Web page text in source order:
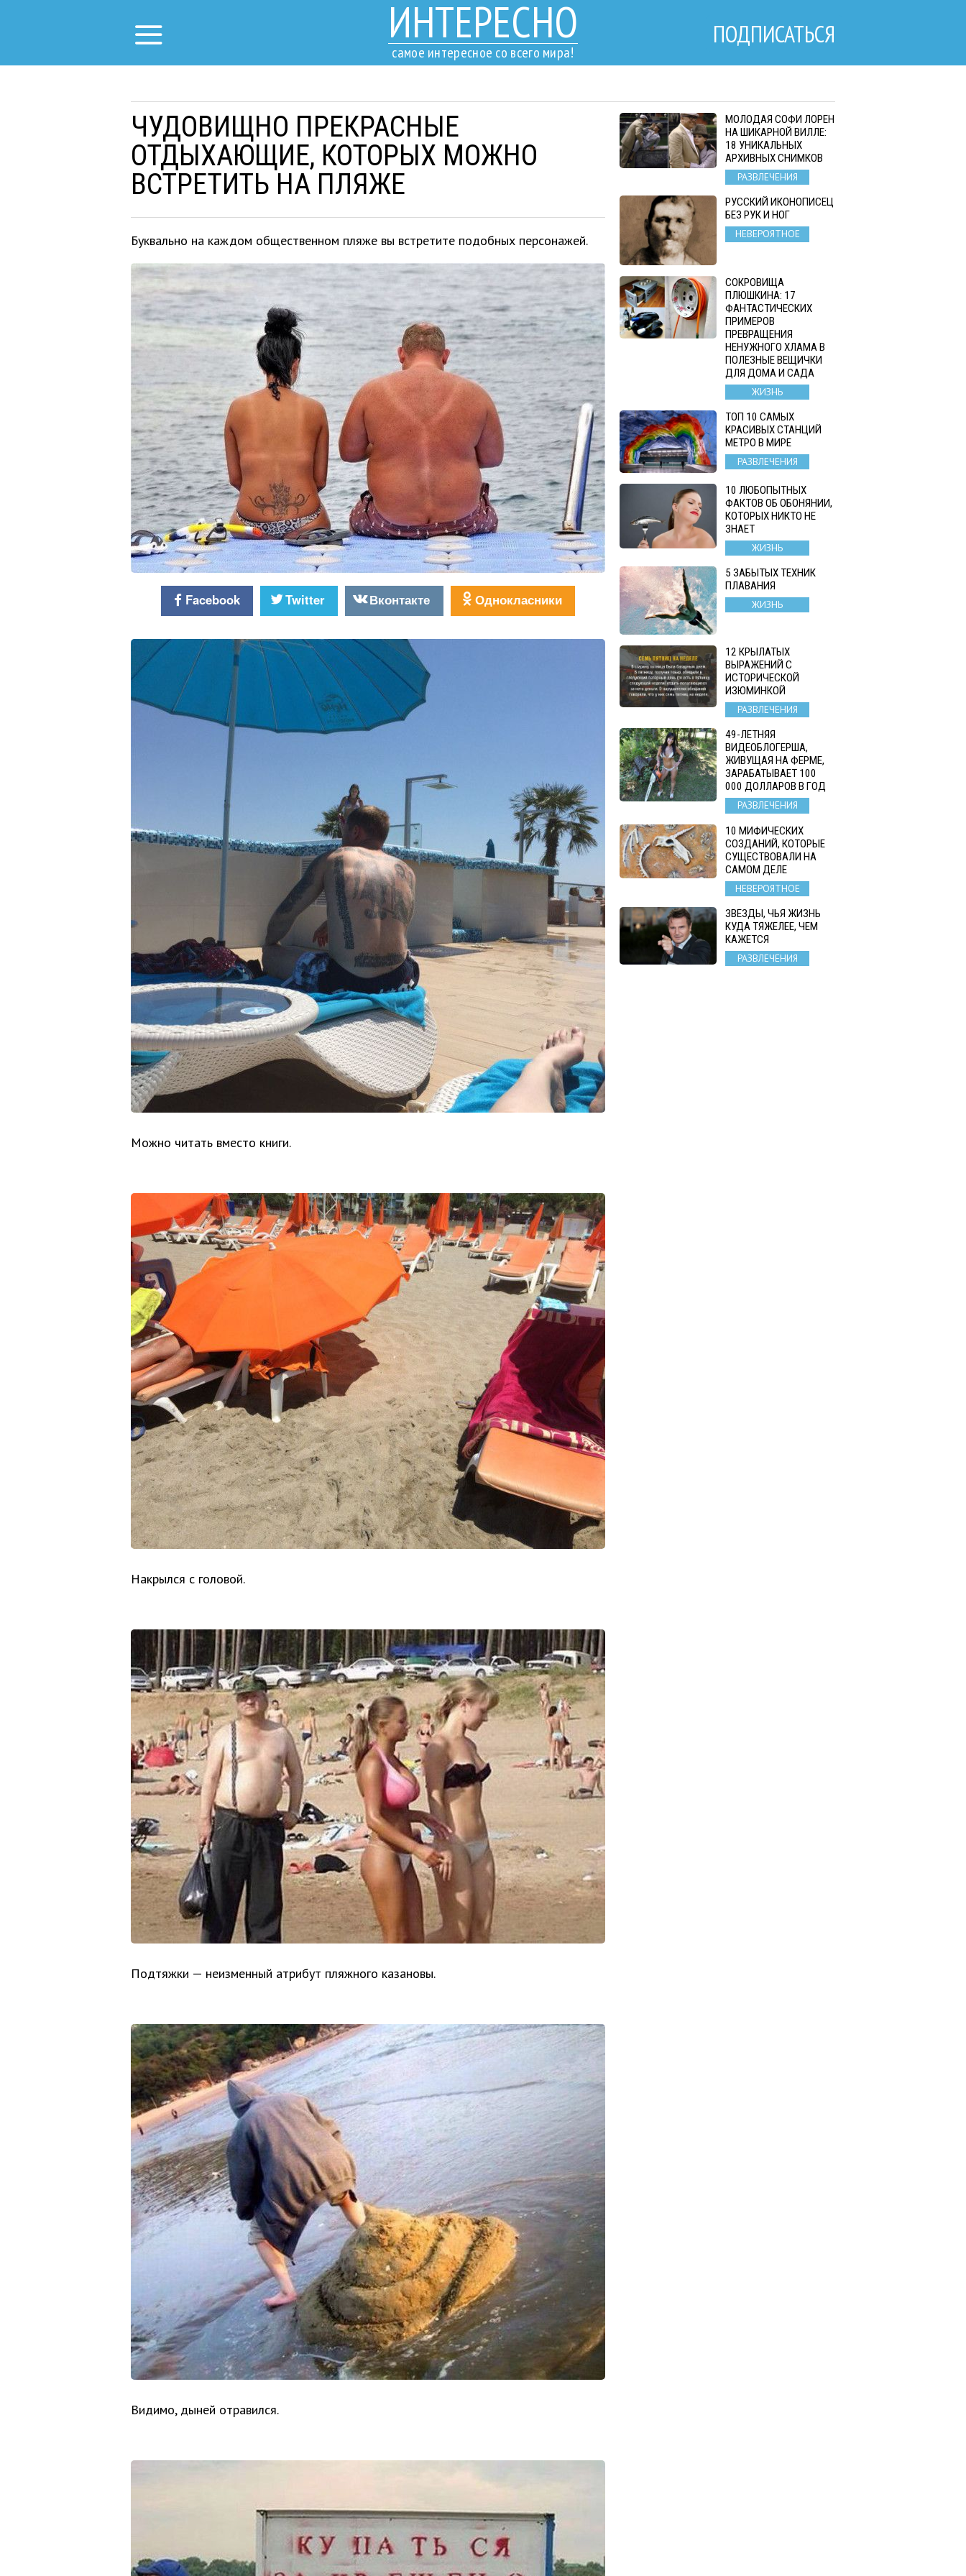
ИНТЕРЕСНО
самое интересное со всего мира!
ПОДПИСАТЬСЯ
ЧУДОВИЩНО ПРЕКРАСНЫЕ
ОТДЫХАЮЩИЕ, КОТОРЫХ МОЖНО
ВСТРЕТИТЬ НА ПЛЯЖЕ
Буквально на каждом общественном пляже вы встретите подобных персонажей.
Facebook Twitter Вконтакте Однокласники
Можно читать вместо книги.
Накрылся с головой.
Подтяжки — неизменный атрибут пляжного казановы.
Видимо, дыней отравился.
МОЛОДАЯ СОФИ ЛОРЕН
НА ШИКАРНОЙ ВИЛЛЕ:
18 УНИКАЛЬНЫХ
АРХИВНЫХ СНИМКОВ
РАЗВЛЕЧЕНИЯ
РУССКИЙ ИКОНОПИСЕЦ
БЕЗ РУК И НОГ
НЕВЕРОЯТНОЕ
СОКРОВИЩА
ПЛЮШКИНА: 17
ФАНТАСТИЧЕСКИХ
ПРИМЕРОВ
ПРЕВРАЩЕНИЯ
НЕНУЖНОГО ХЛАМА В
ПОЛЕЗНЫЕ ВЕЩИЧКИ
ДЛЯ ДОМА И САДА
ЖИЗНЬ
ТОП 10 САМЫХ
КРАСИВЫХ СТАНЦИЙ
МЕТРО В МИРЕ
РАЗВЛЕЧЕНИЯ
10 ЛЮБОПЫТНЫХ
ФАКТОВ ОБ ОБОНЯНИИ,
КОТОРЫХ НИКТО НЕ
ЗНАЕТ
ЖИЗНЬ
5 ЗАБЫТЫХ ТЕХНИК
ПЛАВАНИЯ
ЖИЗНЬ
12 КРЫЛАТЫХ
ВЫРАЖЕНИЙ С
ИСТОРИЧЕСКОЙ
ИЗЮМИНКОЙ
РАЗВЛЕЧЕНИЯ
49-ЛЕТНЯЯ
ВИДЕОБЛОГЕРША,
ЖИВУЩАЯ НА ФЕРМЕ,
ЗАРАБАТЫВАЕТ 100
000 ДОЛЛАРОВ В ГОД
РАЗВЛЕЧЕНИЯ
10 МИФИЧЕСКИХ
СОЗДАНИЙ, КОТОРЫЕ
СУЩЕСТВОВАЛИ НА
САМОМ ДЕЛЕ
НЕВЕРОЯТНОЕ
ЗВЕЗДЫ, ЧЬЯ ЖИЗНЬ
КУДА ТЯЖЕЛЕЕ, ЧЕМ
КАЖЕТСЯ
РАЗВЛЕЧЕНИЯ